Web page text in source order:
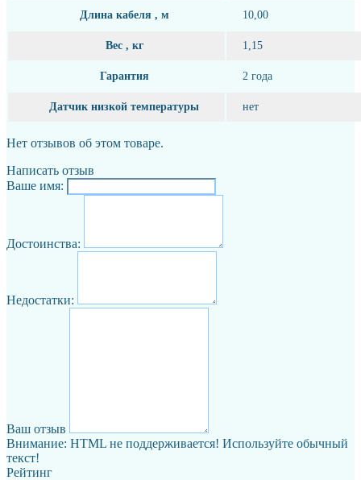
Длина кабеля , м 10,00
Вес , кг 1,15
Гарантия 2 года
Датчик низкой температуры нет
Нет отзывов об этом товаре.
Написать отзыв
Ваше имя:
Достоинства:
Недостатки:
Ваш отзыв
Внимание: HTML не поддерживается! Используйте обычный
текст!
Рейтинг